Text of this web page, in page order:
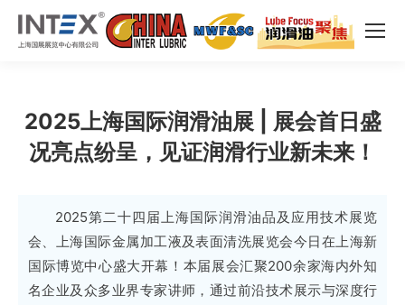
2025上海国际润滑油展 | 展会首日盛
况亮点纷呈，见证润滑行业新未来！
2025第二十四届上海国际润滑油品及应用技术展览
会、上海国际金属加工液及表面清洗展览会今日在上海新
国际博览中心盛大开幕！本届展会汇聚200余家海内外知
名企业及众多业界专家讲师，通过前沿技术展示与深度行